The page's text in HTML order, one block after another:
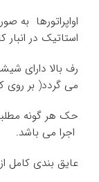
اواپراتورها به
استاتیک در انبار
رف بالا دارای
می گردد( بر روی
حک هر گونه
اجرا می باشد.
عایق بندی کامل